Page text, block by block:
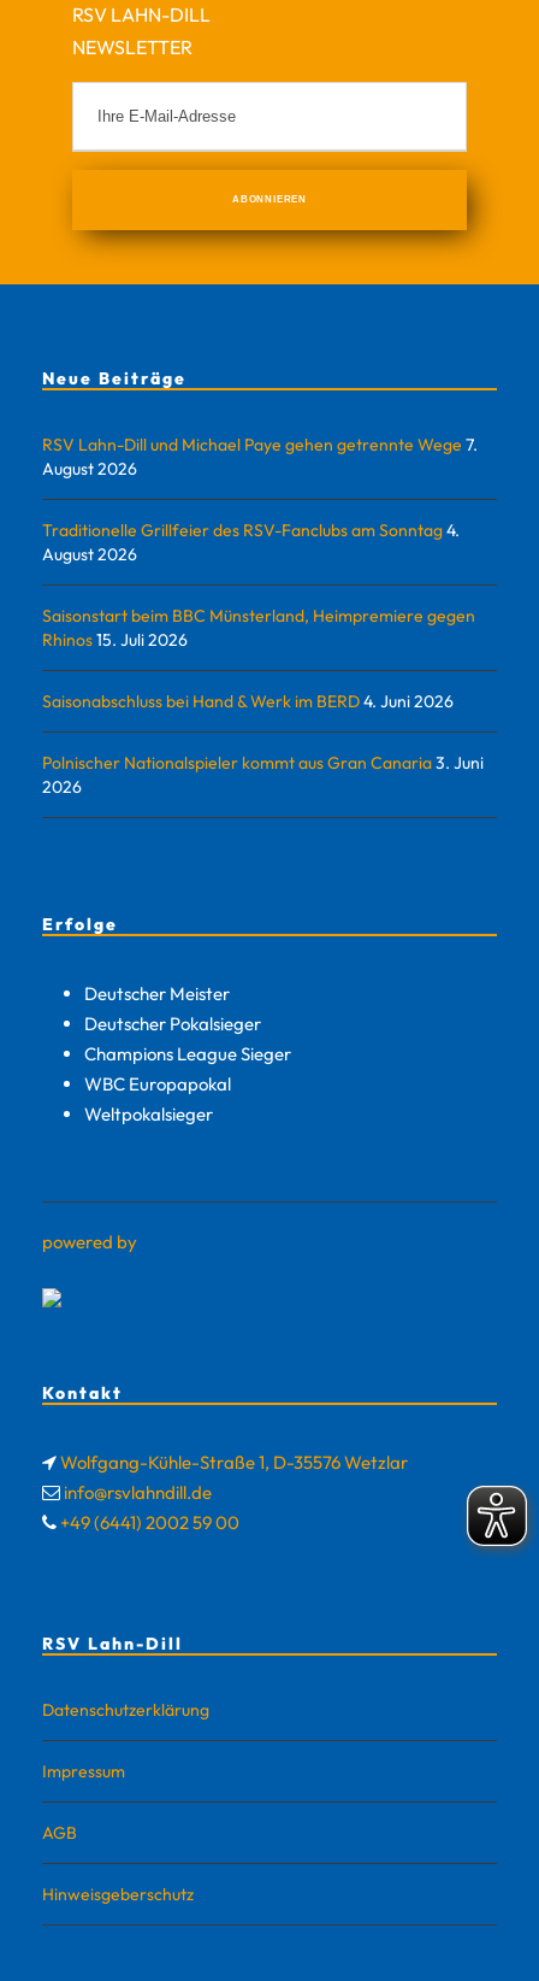
RSV LAHN-DILL
NEWSLETTER
Neue Beiträge
RSV Lahn-Dill und Michael Paye gehen getrennte Wege 7.
August 2026
Traditionelle Grillfeier des RSV-Fanclubs am Sonntag4.
August 2026
Saisonstart beim BBC Münsterland, Heimpremiere gegen
Rhinos15. Juli 2026
Saisonabschluss bei Hand & Werk im BERD4. Juni 2026
Polnischer Nationalspieler kommt aus Gran Canaria3. Juni
2026
Erfolge
Deutscher Meister
Deutscher Pokalsieger
Champions League Sieger
WBC Europapokal
Weltpokalsieger
powered by
Kontakt
Wolfgang-Kühle-Straße 1, D-35576 Wetzlar
info@rsvlahndill.de
+49 (6441) 2002 59 00
RSV Lahn-Dill
Datenschutzerklärung
Impressum
AGB
Hinweisgeberschutz